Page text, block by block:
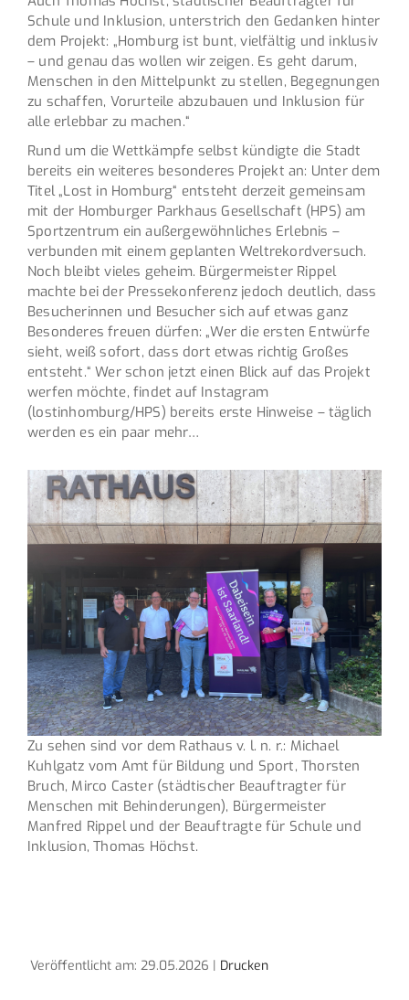
Schule und Inklusion, unterstrich den Gedanken hinter
dem Projekt: „Homburg ist bunt, vielfältig und inklusiv
– und genau das wollen wir zeigen. Es geht darum,
Menschen in den Mittelpunkt zu stellen, Begegnungen
zu schaffen, Vorurteile abzubauen und Inklusion für
alle erlebbar zu machen.“
Rund um die Wettkämpfe selbst kündigte die Stadt
bereits ein weiteres besonderes Projekt an: Unter dem
Titel „Lost in Homburg“ entsteht derzeit gemeinsam
mit der Homburger Parkhaus Gesellschaft (HPS) am
Sportzentrum ein außergewöhnliches Erlebnis –
verbunden mit einem geplanten Weltrekordversuch.
Noch bleibt vieles geheim. Bürgermeister Rippel
machte bei der Pressekonferenz jedoch deutlich, dass
Besucherinnen und Besucher sich auf etwas ganz
Besonderes freuen dürfen: „Wer die ersten Entwürfe
sieht, weiß sofort, dass dort etwas richtig Großes
entsteht.“ Wer schon jetzt einen Blick auf das Projekt
werfen möchte, findet auf Instagram
(lostinhomburg/HPS) bereits erste Hinweise – täglich
werden es ein paar mehr…
Zu sehen sind vor dem Rathaus v. l. n. r.: Michael
Kuhlgatz vom Amt für Bildung und Sport, Thorsten
Bruch, Mirco Caster (städtischer Beauftragter für
Menschen mit Behinderungen), Bürgermeister
Manfred Rippel und der Beauftragte für Schule und
Inklusion, Thomas Höchst.
Veröffentlicht am: 29.05.2026 | Drucken